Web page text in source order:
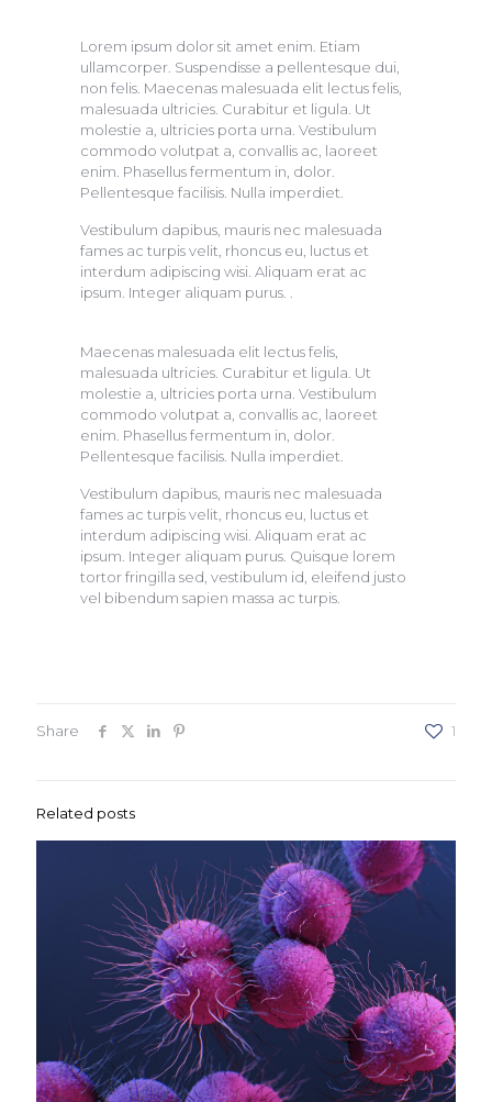
Lorem ipsum dolor sit amet enim. Etiam
ullamcorper. Suspendisse a pellentesque dui,
non felis. Maecenas malesuada elit lectus felis,
malesuada ultricies. Curabitur et ligula. Ut
molestie a, ultricies porta urna. Vestibulum
commodo volutpat a, convallis ac, laoreet
enim. Phasellus fermentum in, dolor.
Pellentesque facilisis. Nulla imperdiet.
Vestibulum dapibus, mauris nec malesuada
fames ac turpis velit, rhoncus eu, luctus et
interdum adipiscing wisi. Aliquam erat ac
ipsum. Integer aliquam purus. .
Maecenas malesuada elit lectus felis,
malesuada ultricies. Curabitur et ligula. Ut
molestie a, ultricies porta urna. Vestibulum
commodo volutpat a, convallis ac, laoreet
enim. Phasellus fermentum in, dolor.
Pellentesque facilisis. Nulla imperdiet.
Vestibulum dapibus, mauris nec malesuada
fames ac turpis velit, rhoncus eu, luctus et
interdum adipiscing wisi. Aliquam erat ac
ipsum. Integer aliquam purus. Quisque lorem
tortor fringilla sed, vestibulum id, eleifend justo
vel bibendum sapien massa ac turpis.
Share 1
Related posts